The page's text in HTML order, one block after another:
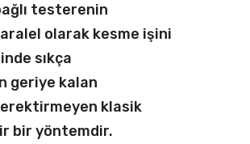
testerenin
olarak kesme işini
sıkça
geriye kalan
klasik
bir yöntemdir.